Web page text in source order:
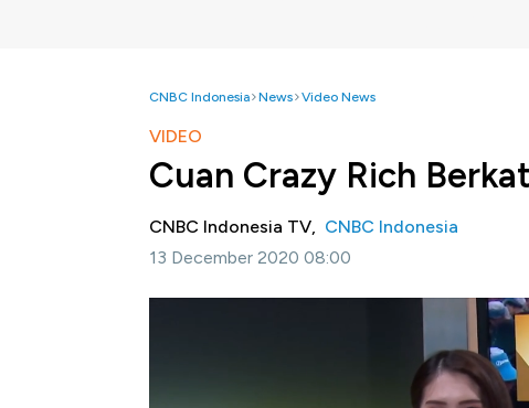
CNBC Indonesia News Video News
VIDEO
Cuan Crazy Rich
CNBC Indonesia TV, CNBC Indonesia
13 December 2020 08:00
Setelah melalui
menaikkan cukai rokok. Dengan demikian
(CHT) akan mulai berlaku pada Februari 2021.
salah satu ciri khas ekonomi Indonesia. Apakah